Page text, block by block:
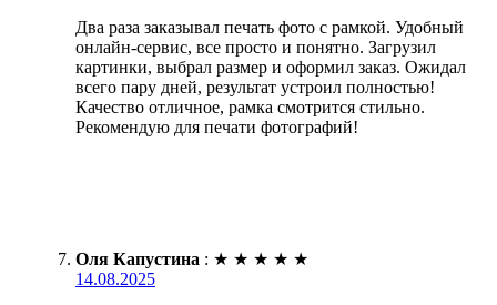
Два раза заказывал печать фото с рамкой. Удобный
онлайн-сервис, все просто и понятно. Загрузил
картинки, выбрал размер и оформил заказ. Ожидал
всего пару дней, результат устроил полностью!
Качество отличное, рамка смотрится стильно.
Рекомендую для печати фотографий!
Оля Капустина : ★ ★ ★ ★ ★
14.08.2025